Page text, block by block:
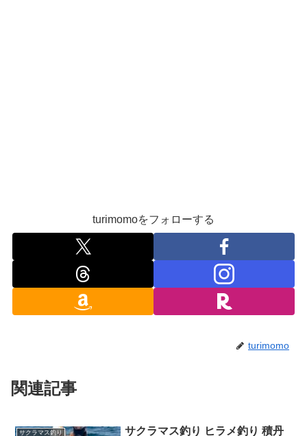
turimomoをフォローする
turimomo
関連記事
サクラマス釣り
サクラマス釣り ヒラメ釣り 積丹